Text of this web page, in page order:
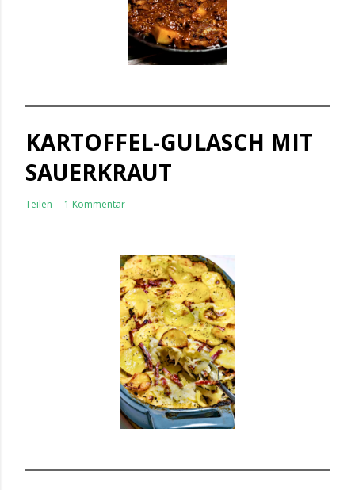
KARTOFFEL-GULASCH MIT
SAUERKRAUT
Teilen 1 Kommentar